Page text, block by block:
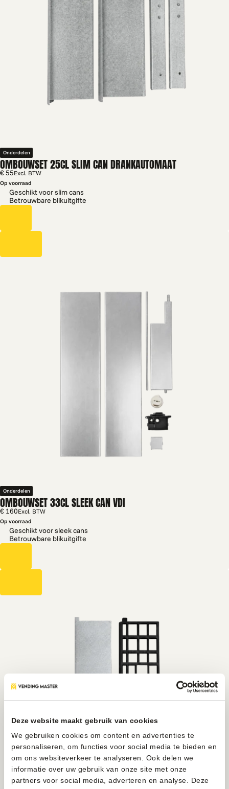
Deze website maakt gebruik van cookies
We gebruiken cookies om content en advertenties te
personaliseren, om functies voor social media te bieden en
om ons websiteverkeer te analyseren. Ook delen we
informatie over uw gebruik van onze site met onze
partners voor social media, adverteren en analyse. Deze
Onderdelen
OMBOUWSET 25CL SLIM CAN DRANKAUTOMAAT
€ 55Excl. BTW
Op voorraad
Geschikt voor slim cans
Betrouwbare blikuitgifte
Onderdelen
OMBOUWSET 33CL SLEEK CAN VDI
€ 160Excl. BTW
Op voorraad
Geschikt voor sleek cans
Betrouwbare blikuitgifte